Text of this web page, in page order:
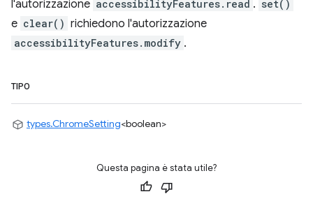
l'autorizzazione accessibilityFeatures.read . set()
e clear() richiedono l'autorizzazione
accessibilityFeatures.modify .
TIPO
types.ChromeSetting<boolean>
Questa pagina è stata utile?